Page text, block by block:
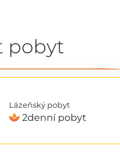
pobyt
Lázeňský pobyt
2denní pobyt